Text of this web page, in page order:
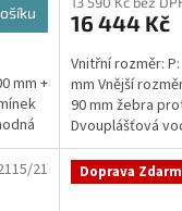
mm +
16 444 Kč
Vnitřní rozměr:
mm Vnější
90 mm žebra
Dvouplášťová
do míst...
21 Doprava